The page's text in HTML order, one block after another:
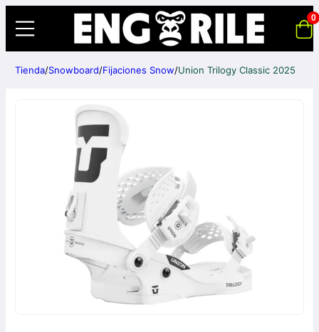
0
Tienda/Snowboard/Fijaciones Snow/Union Trilogy Classic 2025